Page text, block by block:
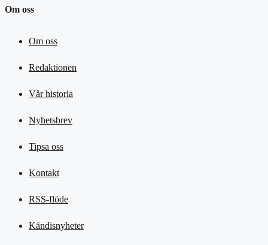
Om oss
Om oss
Redaktionen
Vår historia
Nyhetsbrev
Tipsa oss
Kontakt
RSS-flöde
Kändisnyheter